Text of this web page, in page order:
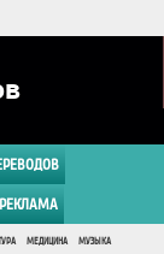
РЕКЛАМА
МЕДИЦИНА МУЗЫКА